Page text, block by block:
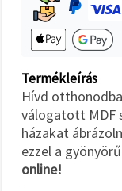
Termékleírás
Hívd
válogatott MDF
házakat
ezzel a
online!